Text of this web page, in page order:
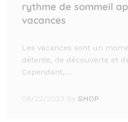
rythme de sommeil
vacances
Les vacances sont un
détente, de découverte et
Cependant,…
08/22/2023 by SHOP